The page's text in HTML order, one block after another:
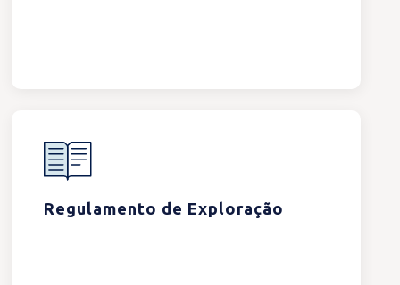
Regulamento de Exploração